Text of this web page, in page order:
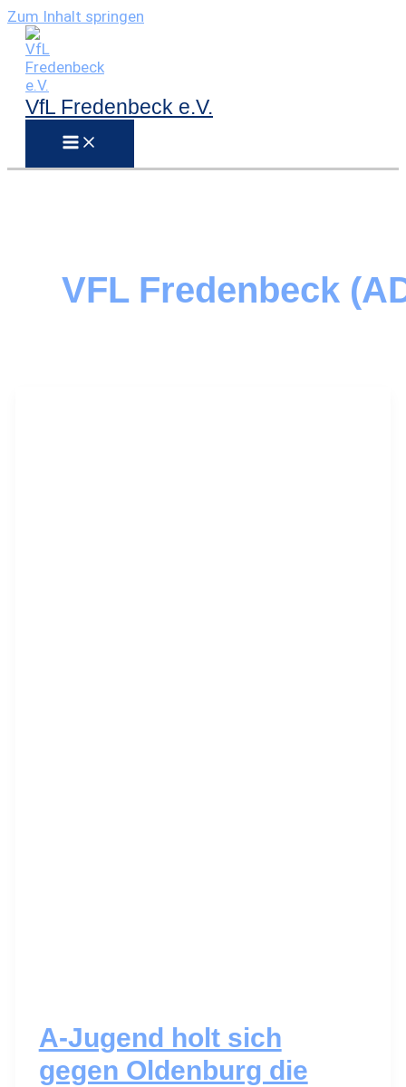
Zum Inhalt springen
VfL Fredenbeck e.V.
VFL Fredenbeck
A-Jugend holt sich
gegen Oldenburg die